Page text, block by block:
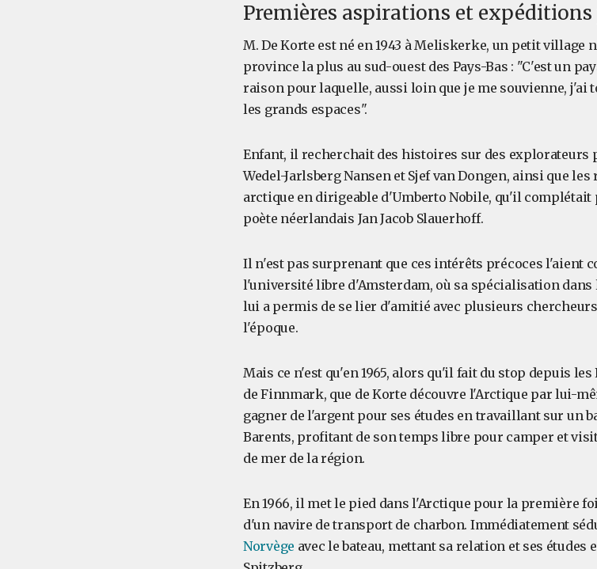
Premières aspirations et
M. De Korte est né en 1943 à Meliskerke, un petit village
province la plus au sud-ouest des Pays-Bas : "C'est un
raison pour laquelle, aussi loin que je me souvienne,
les grands espaces".
Enfant, il recherchait des histoires sur des explorateurs
Wedel-Jarlsberg Nansen et Sjef van Dongen, ainsi que
arctique en dirigeable d'Umberto Nobile, qu'il complétait
poète néerlandais Jan Jacob Slauerhoff.
Il n'est pas surprenant que ces intérêts précoces l'aient
l'université libre d'Amsterdam, où sa spécialisation
lui a permis de se lier d'amitié avec plusieurs
l'époque.
Mais ce n'est qu'en 1965, alors qu'il fait du stop depuis
de Finnmark, que de Korte découvre l'Arctique par lui-
gagner de l'argent pour ses études en travaillant sur un
Barents, profitant de son temps libre pour camper et
de mer de la région.
En 1966, il met le pied dans l'Arctique pour la première
d'un navire de transport de charbon. Immédiatement
Norvège avec le bateau, mettant sa relation et ses